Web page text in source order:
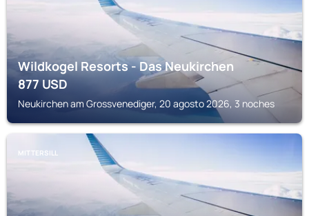
Wildkogel Resorts - Das Neukirchen
877USD
Neukirchen am Grossvenediger, 20 agosto 2026, 3 noches
MITTERSILL